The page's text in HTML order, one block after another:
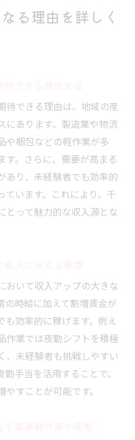
る理由を詳しく
待できる理由は、地域の産
にあります。製造業や物流
や梱包などの軽作業が多
す。さらに、需要が高まる
あり、未経験者でも効率的
ています。これにより、千
とって魅力的な収入源とな
おいて収入アップの大きな
の時給に加えて割増賃金が
も効率的に稼げます。例え
作業では夜勤シフトを積極
、未経験者も挑戦しやすい
手当を活用することで、
すことが可能です。